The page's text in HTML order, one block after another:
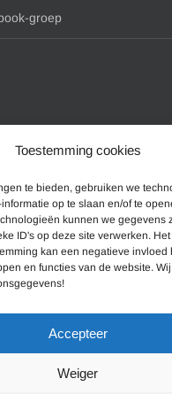
Toestemming cookies
te bieden, gebruiken we
op te slaan en/of te
kunnen we gegevens
ID's op deze site verwerken.
kan een negatieve invloed
en functies van de website.
Accepteer
Weiger
groep
hoofdlid
(Sitemap)